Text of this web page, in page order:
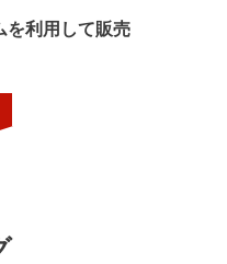
を利用して販売